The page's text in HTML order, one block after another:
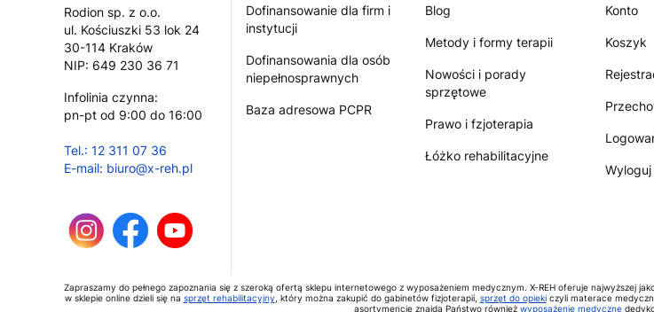
Rodion sp. z o.o.
ul. Kościuszki 53 lok 24
30-114 Kraków
NIP: 649 230 36 71
Infolinia czynna:
pn-pt od 9:00 do 16:00
Tel.: 12 311 07 36
E-mail: biuro@x-reh.pl
Dofinansowanie dla firm i
instytucji
Dofinansowania dla osób
niepełnosprawnych
Baza adresowa PCPR
Blog
Metody i formy terapii
Nowości i porady
sprzętowe
Prawo i fzjoterapia
Łóżko rehabilitacyjne
Konto
Koszyk
Wyloguj
Zapraszamy do pełnego zapoznania się z szeroką ofertą sklepu internetowego z wyposażeniem medycznym. X-REH oferuje najwyższej
w sklepie online dzieli się na sprzęt rehabilitacyjny , który można zakupić do gabinetów fizjoterapii, sprzęt do opiekiczyli materace
asortymencie znajdą Państwo również wyposażenie medyczne